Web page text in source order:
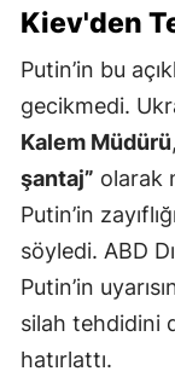
Kiev'den
Putin’in bu
gecikmedi.
Kalem Müdürü
şantaj” olarak
Putin’in
söyledi. ABD
Putin’in
silah tehdidini
hatırlattı.